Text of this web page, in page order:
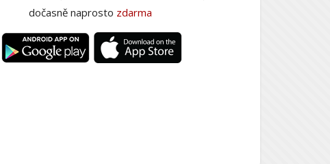
dočasně naprosto zdarma